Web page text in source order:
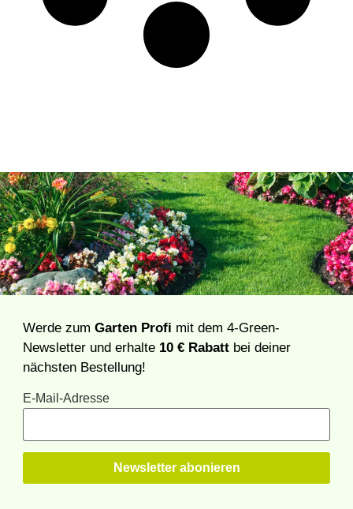
Werde zum Garten Profi mit dem 4-Green-
Newsletter und erhalte 10 € Rabatt bei deiner
nächsten Bestellung!
E-Mail-Adresse